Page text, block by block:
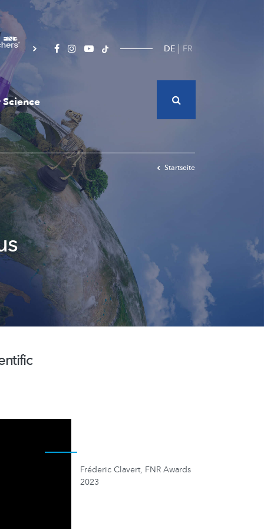
DE FR
Startseite
Fréderic Clavert, FNR Awards
2023